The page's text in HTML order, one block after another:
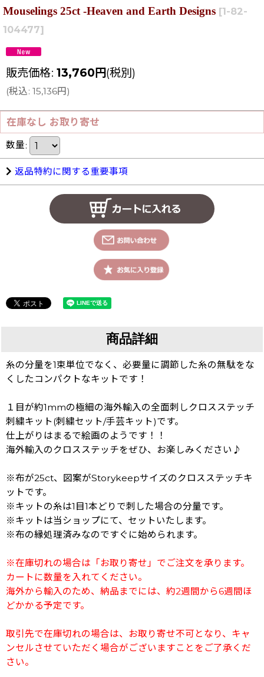
Mouselings 25ct -Heaven and Earth Designs [1-82-
104477]
販売価格: 13,760 円(税別)
(税込: 15,136円 )
在庫なし お取り寄せ
数量:
返品特約に関する重要事項
商品詳細
糸の分量を1束単位でなく、必要量に調節した糸の無駄をな
くしたコンパクトなキットです！
１目が約1mmの極細の海外輸入の全面刺しクロスステッチ
刺繍キット(刺繍セット/手芸キット)です。
仕上がりはまるで絵画のようです！！
海外輸入のクロスステッチをぜひ、お楽しみください♪
※布が25ct、図案がStorykeepサイズのクロスステッチキ
ットです。
※キットの糸は1目1本どりで刺した場合の分量です。
※キットは当ショップにて、セットいたします。
※布の縁処理済みなのですぐに始められます。
※在庫切れの場合は「お取り寄せ」でご注文を承ります。
カートに数量を入れてください。
海外から輸入のため、納品までには、約2週間から6週間ほ
どかかる予定です。
取引先で在庫切れの場合は、お取り寄せ不可となり、キャ
ンセルさせていただく場合がございますことをご了承くだ
さい。